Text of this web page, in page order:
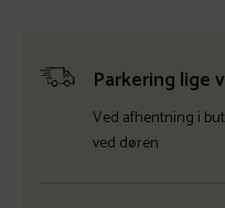
Parkering lige
Ved afhentning i
ved døren